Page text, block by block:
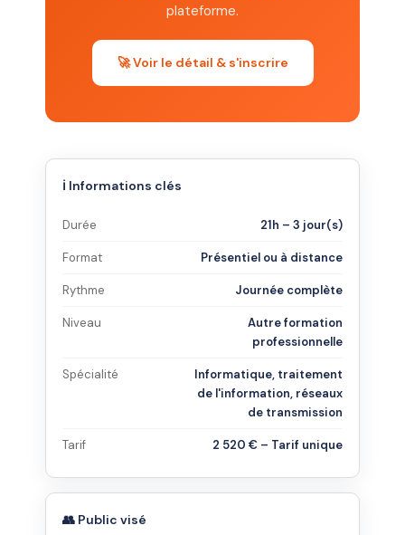
plateforme.
🚀 Voir le détail & s'inscrire
ℹ️ Informations clés
Durée 21h – 3 jour(s)
Format Présentiel ou à distance
Rythme Journée complète
Niveau
Autre formation
professionnelle
Spécialité
Informatique, traitement
de l'information, réseaux
de transmission
Tarif 2 520 € – Tarif unique
👥 Public visé